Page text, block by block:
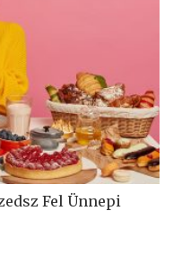
Fel Ünnepi